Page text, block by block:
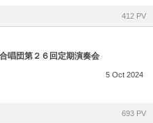
412 PV
唱団第２６回定期演奏会
5 Oct 2024
693 PV